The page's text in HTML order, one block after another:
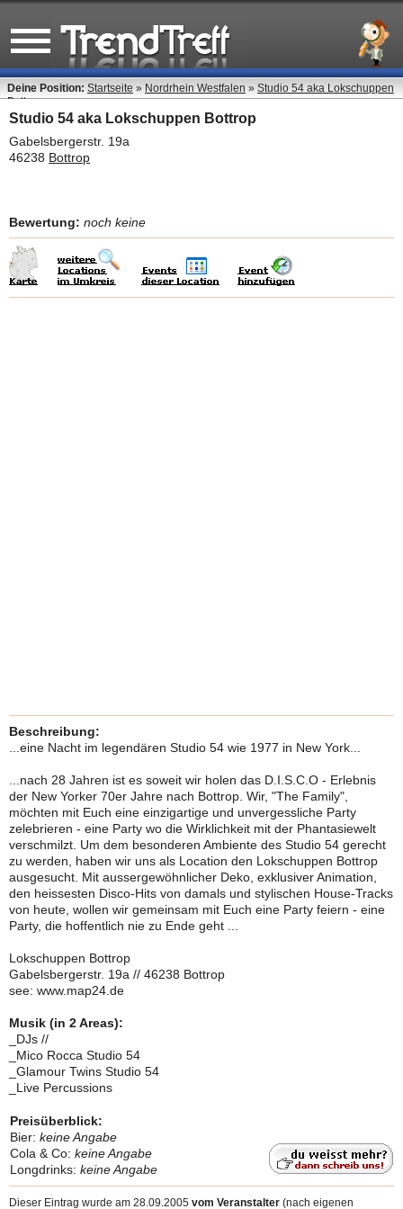
Deine Position: Startseite » Nordrhein Westfalen » Studio 54 aka Lokschuppen
Bottrop
Studio 54 aka Lokschuppen Bottrop
Gabelsbergerstr. 19a
46238 Bottrop
Bewertung: noch keine
Beschreibung:
...eine Nacht im legendären Studio 54 wie 1977 in New York...
...nach 28 Jahren ist es soweit wir holen das D.I.S.C.O - Erlebnis
der New Yorker 70er Jahre nach Bottrop. Wir, "The Family",
möchten mit Euch eine einzigartige und unvergessliche Party
zelebrieren - eine Party wo die Wirklichkeit mit der Phantasiewelt
verschmilzt. Um dem besonderen Ambiente des Studio 54 gerecht
zu werden, haben wir uns als Location den Lokschuppen Bottrop
ausgesucht. Mit aussergewöhnlicher Deko, exklusiver Animation,
den heissesten Disco-Hits von damals und stylischen House-Tracks
von heute, wollen wir gemeinsam mit Euch eine Party feiern - eine
Party, die hoffentlich nie zu Ende geht ...
Lokschuppen Bottrop
Gabelsbergerstr. 19a // 46238 Bottrop
see: www.map24.de
Musik (in 2 Areas):
_DJs //
_Mico Rocca Studio 54
_Glamour Twins Studio 54
_Live Percussions
Preisüberblick:
Bier: keine Angabe
Cola & Co: keine Angabe
Longdrinks: keine Angabe
Dieser Eintrag wurde am 28.09.2005 vom Veranstalter (nach eigenen